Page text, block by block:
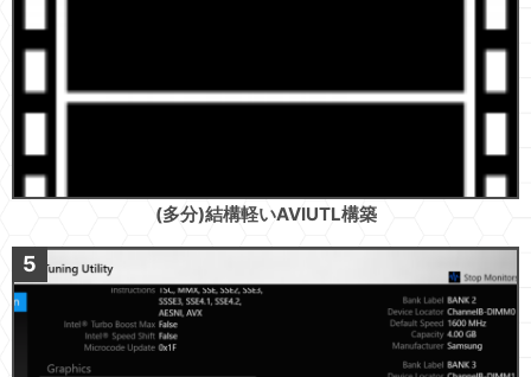
(多分)結構軽いAVIUTL構築